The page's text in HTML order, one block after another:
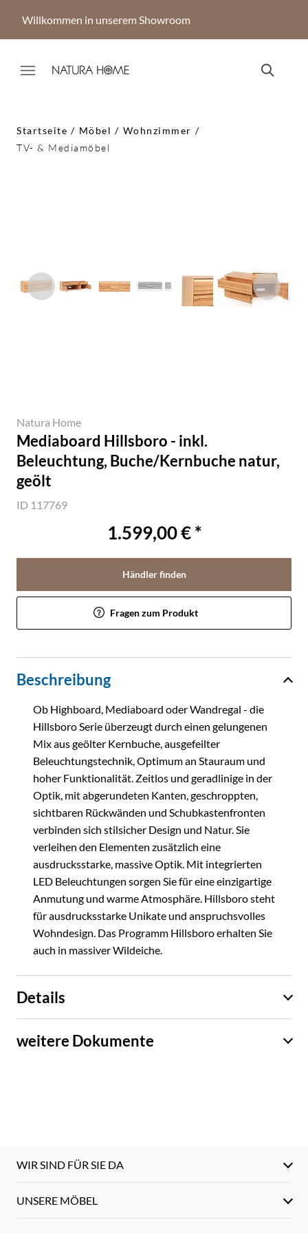
Willkommen in unserem Showroom
Startseite Möbel
Wohnzimmer
TV- & Mediamöbel
Natura Home
Mediaboard Hillsboro - inkl.
Beleuchtung, Buche/Kernbuche natur,
geölt
ID 117769
1.599,00 € *
Händler finden
Fragen zum Produkt
Beschreibung
Ob Highboard, Mediaboard oder Wandregal - die
Hillsboro Serie überzeugt durch einen gelungenen
Mix aus geölter Kernbuche, ausgefeilter
Beleuchtungstechnik, Optimum an Stauraum und
hoher Funktionalität. Zeitlos und geradlinige in der
Optik, mit abgerundeten Kanten, geschroppten,
sichtbaren Rückwänden und Schubkastenfronten
verbinden sich stilsicher Design und Natur. Sie
verleihen den Elementen zusätzlich eine
ausdrucksstarke, massive Optik. Mit integrierten
LED Beleuchtungen sorgen Sie für eine einzigartige
Anmutung und warme Atmosphäre. Hillsboro steht
für ausdrucksstarke Unikate und anspruchsvolles
Wohndesign. Das Programm Hillsboro erhalten Sie
auch in massiver Wildeiche.
Details
weitere Dokumente
WIR SIND FÜR SIE DA
UNSERE MÖBEL